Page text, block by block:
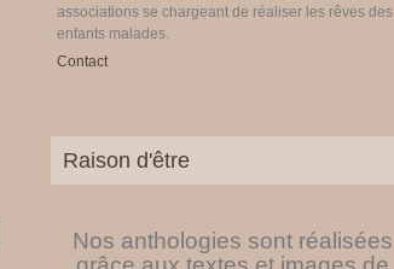
associations se chargeant de réaliser les rêves des
enfants malades.
Contact
Raison d'être
Nos anthologies sont réalisées